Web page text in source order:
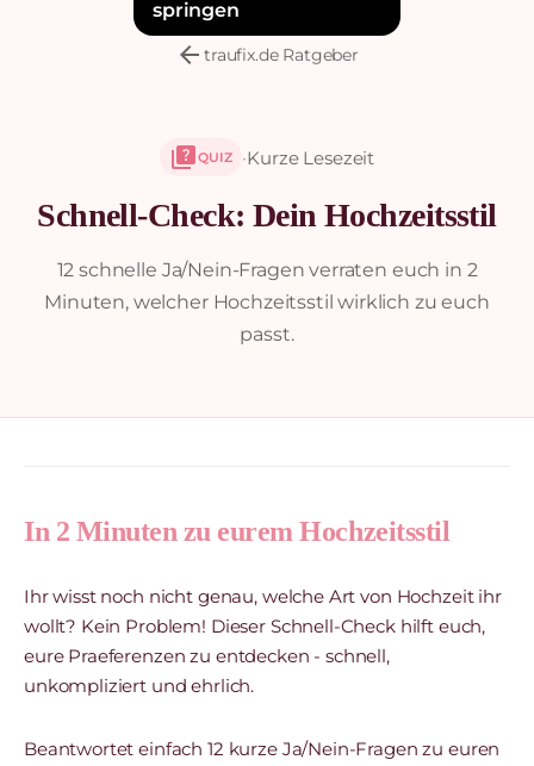
arrow_backtraufix.de Ratgeber
quizQUIZ ·Kurze Lesezeit
Schnell-Check: Dein Hochzeitsstil
12 schnelle Ja/Nein-Fragen verraten euch in 2
Minuten, welcher Hochzeitsstil wirklich zu euch
passt.
In 2 Minuten zu eurem Hochzeitsstil
Ihr wisst noch nicht genau, welche Art von Hochzeit ihr
wollt? Kein Problem! Dieser Schnell-Check hilft euch,
eure Praeferenzen zu entdecken - schnell,
unkompliziert und ehrlich.
Beantwortet einfach 12 kurze Ja/Nein-Fragen zu euren
springen